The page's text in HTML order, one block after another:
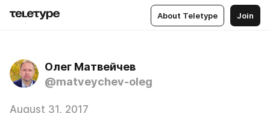
About Teletype Join
Олег Матвейчев
@matveychev-oleg
August 31, 2017